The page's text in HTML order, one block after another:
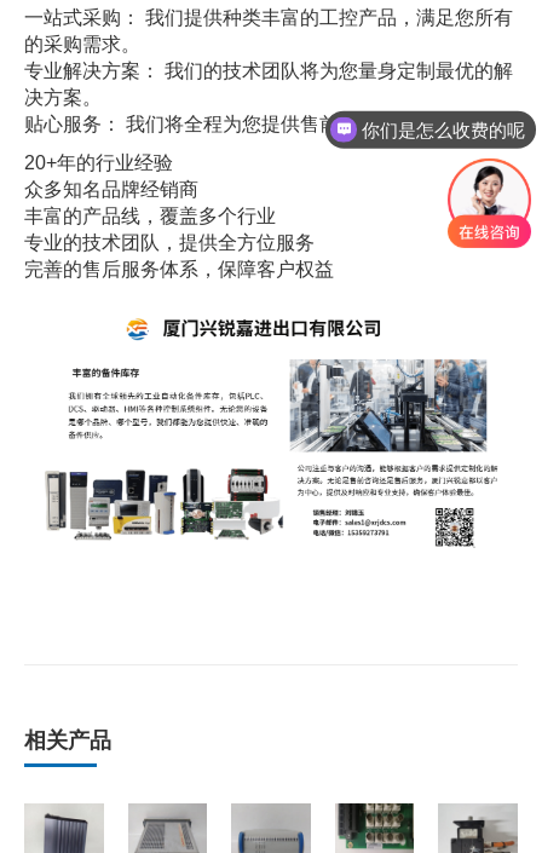
一站式采购： 我们提供种类丰富的工控产品，满足您所有
的采购需求。
专业解决方案： 我们的技术团队将为您量身定制最优的解
决方案。
贴心服务： 我们将全程为您提供售前、售中、售后服务。
20+年的行业经验
众多知名品牌经销商
丰富的产品线，覆盖多个行业
专业的技术团队，提供全方位服务
完善的售后服务体系，保障客户权益
相关产品
你们是怎么收费的呢